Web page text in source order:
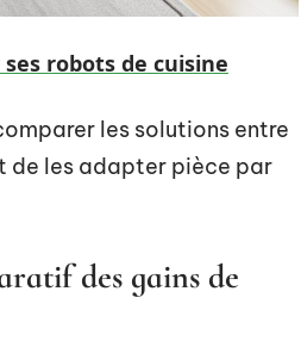
robots de cuisine
les solutions entre
de les adapter pièce par
des gains de